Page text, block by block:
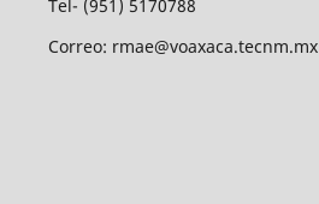
Tel- (951) 5170788
Correo: rmae@voaxaca.tecnm.mx